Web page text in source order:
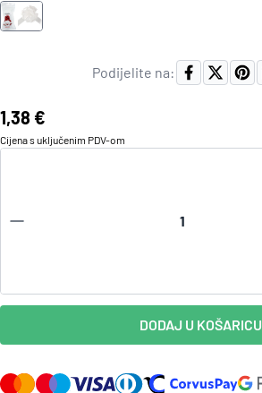
Podijelite na:
Cijena:
1,38 €
Cijena s uključenim PDV-om
DODAJ U KOŠARICU